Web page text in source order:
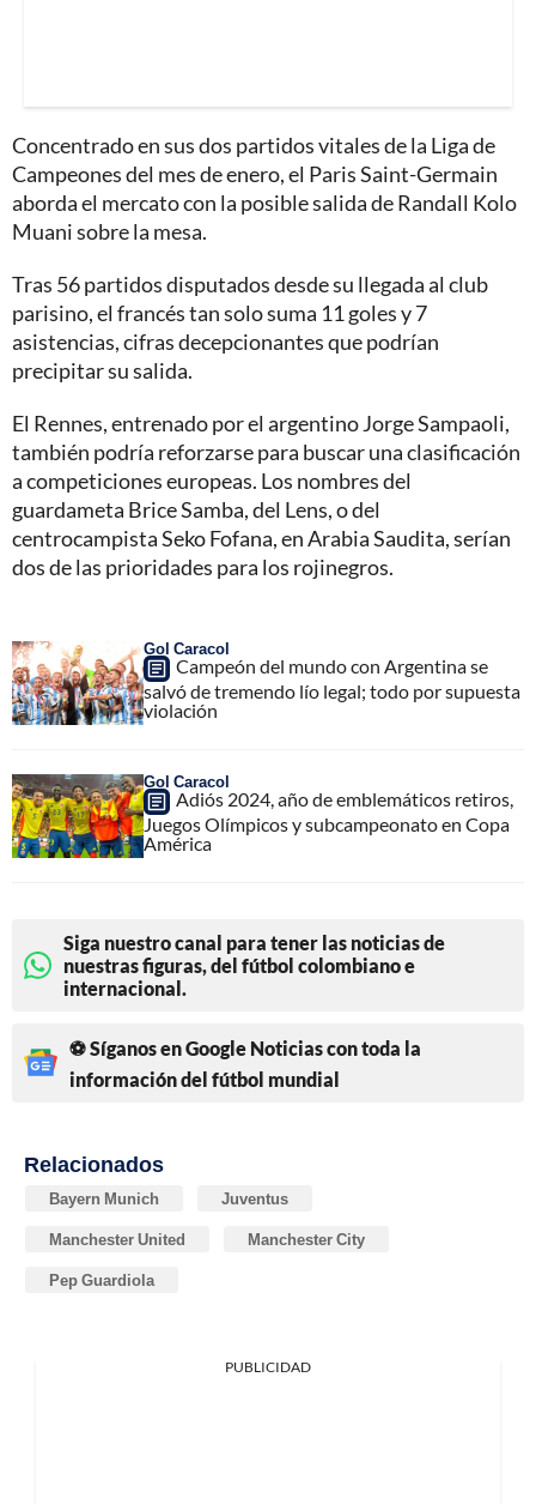
Concentrado en sus dos partidos vitales de la Liga de
Campeones del mes de enero, el Paris Saint-Germain
aborda el mercato con la posible salida de Randall Kolo
Muani sobre la mesa.
Tras 56 partidos disputados desde su llegada al club
parisino, el francés tan solo suma 11 goles y 7
asistencias, cifras decepcionantes que podrían
precipitar su salida.
El Rennes, entrenado por el argentino Jorge Sampaoli,
también podría reforzarse para buscar una clasificación
a competiciones europeas. Los nombres del
guardameta Brice Samba, del Lens, o del
centrocampista Seko Fofana, en Arabia Saudita, serían
dos de las prioridades para los rojinegros.
Gol Caracol
Campeón del mundo con Argentina se
salvó de tremendo lío legal; todo por supuesta
violación
Gol Caracol
Adiós 2024, año de emblemáticos retiros,
Juegos Olímpicos y subcampeonato en Copa
América
Siga nuestro canal para tener las noticias de
nuestras figuras, del fútbol colombiano e
internacional.
⚽ Síganos en Google Noticias con toda la
información del fútbol mundial
Relacionados
Bayern Munich Juventus
Manchester United Manchester City
Pep Guardiola
PUBLICIDAD